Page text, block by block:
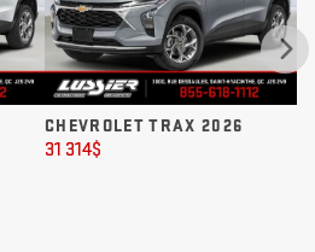
CHEVROLET TRAX 2026
31 314$